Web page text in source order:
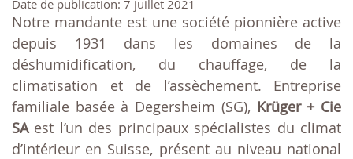
Date de publication: 7 juillet 2021
Notre mandante est une société pionnière active
depuis 1931 dans les domaines de la
déshumidification, du chauffage, de la
climatisation et de l’assèchement. Entreprise
familiale basée à Degersheim (SG), Krüger + Cie
SA est l’un des principaux spécialistes du climat
d’intérieur en Suisse, présent au niveau national